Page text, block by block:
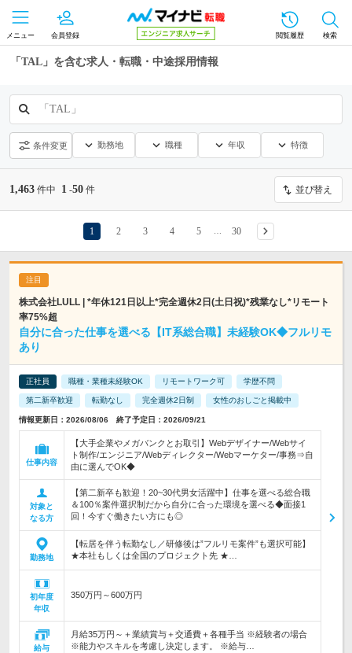
メニュー 会員登録 閲覧履歴 検索
「TAL」を含む求人・転職・中途採用情報
「TAL」
条件変更 勤務地 職種 年収 特徴
1,463 件中 1 -50 件 並び替え
1 2 3 4 5 30
株式会社LULL | *年休121日以上*完全週休2日(土日祝)*残業なし*リモート
率75%超
自分に合った仕事を選べる【IT系総合職】未経験OK◆フルリモ
あり
正社員 職種・業種未経験OK リモートワーク可 学歴不問
第二新卒歓迎 転勤なし 完全週休2日制 女性のおしごと掲載中
情報更新日：2026/08/06 終了予定日：2026/09/21
仕事内容
【大手企業やメガバンクとお取引】Webデザイナー/Webサイ
ト制作/エンジニア/Webディレクター/Webマーケター/事務⇒自
由に選んでOK◆
対象と
なる方
【第二新卒も歓迎！20~30代男女活躍中】仕事を選べる総合職
＆100％案件選択制だから自分に合った環境を選べる◆面接1
回！今すぐ働きたい方にも◎
勤務地
【転居を伴う転勤なし／研修後は”フルリモ案件”も選択可能】
★本社もしくは全国のプロジェクト先 ★…
初年度
年収
350万円～600万円
給与
月給35万円～＋業績賞与＋交通費＋各種手当 ※経験者の場合
※能力やスキルを考慮し決定します。 ※給与…